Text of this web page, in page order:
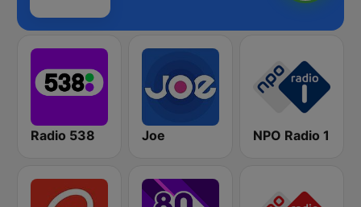
Radio 538 Joe NPO Radio 1